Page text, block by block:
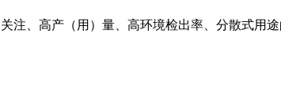
注、高产（用）量、高环境检出率、分散式用